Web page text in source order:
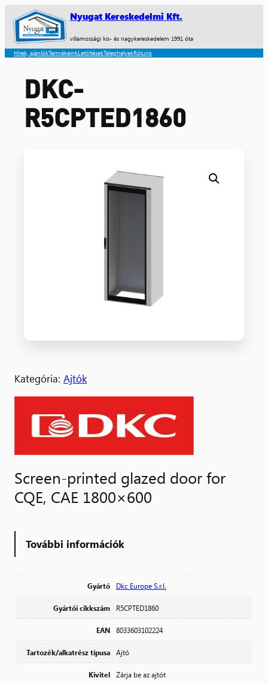
Nyugat Kereskedelmi Kft.
villamossági kis- és nagykereskedelem 1991 óta
Hírek, ajánlókTermékeinkLetöltésekTelephelyekRólunk
DKC-
R5CPTED1860
Kategória: Ajtók
Screen-printed glazed door for
CQE, CAE 1800×600
További információk
Gyártó Dkc Europe S.r.l.
Gyártói cikkszám R5CPTED1860
EAN 8033603102224
Tartozék/alkatrész típusa Ajtó
Kivitel Zárja be az ajtót